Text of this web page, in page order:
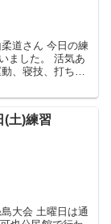
た。 活気あ
(土)練習
日は通